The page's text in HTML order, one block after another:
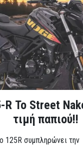
R Το Street
τιμή παπιού!!
125R συμπληρώνει την